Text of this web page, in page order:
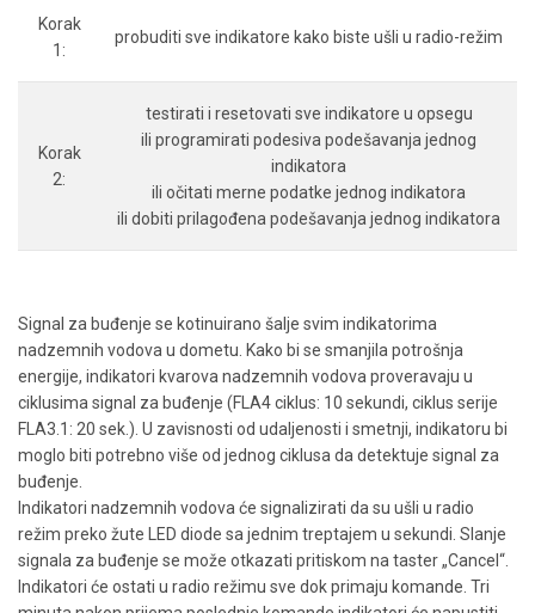
Korak
1:
probuditi sve indikatore kako biste ušli u radio-režim
Korak
2:
testirati i resetovati sve indikatore u opsegu
ili programirati podesiva podešavanja jednog
indikatora
ili očitati merne podatke jednog indikatora
ili dobiti prilagođena podešavanja jednog indikatora
Signal za buđenje se kotinuirano šalje svim indikatorima
nadzemnih vodova u dometu. Kako bi se smanjila potrošnja
energije, indikatori kvarova nadzemnih vodova proveravaju u
ciklusima signal za buđenje (FLA4 ciklus: 10 sekundi, ciklus serije
FLA3.1: 20 sek.). U zavisnosti od udaljenosti i smetnji, indikatoru bi
moglo biti potrebno više od jednog ciklusa da detektuje signal za
buđenje.
Indikatori nadzemnih vodova će signalizirati da su ušli u radio
režim preko žute LED diode sa jednim treptajem u sekundi. Slanje
signala za buđenje se može otkazati pritiskom na taster „Cancel“.
Indikatori će ostati u radio režimu sve dok primaju komande. Tri